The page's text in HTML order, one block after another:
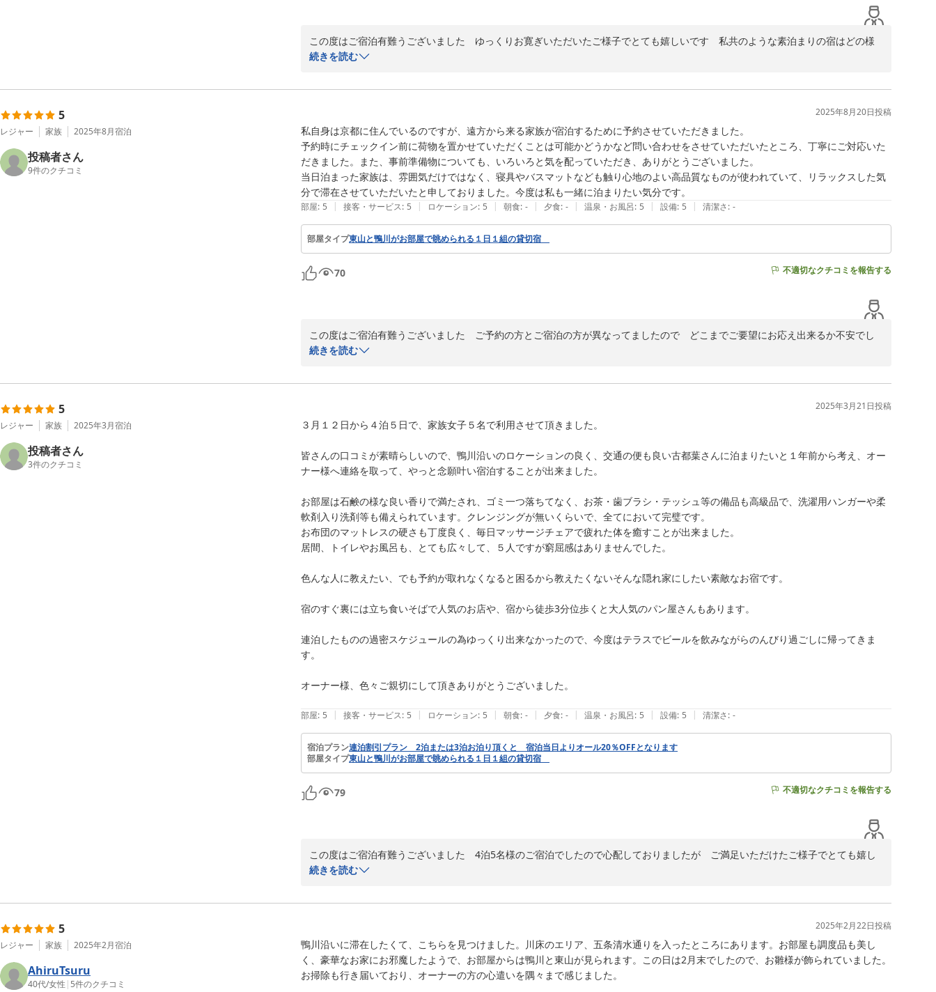
この度はご宿泊有難うございました　ゆっくりお寛ぎいただいたご様子でとても嬉しいです　私共のような素泊まりの宿はどの様
なおもてなしが出来るか？　とても悩みます　笑顔でお帰りになられる皆様をお見送りするのが　私共の励みとなります　有難う
京のやど 古都葉
続きを読む
5
レジャー 家族 2025年8月宿泊
投稿者さん
9件のクチコミ
2025年8月20日投稿
私自身は京都に住んでいるのですが、遠方から来る家族が宿泊するために予約させていただきました。
予約時にチェックイン前に荷物を置かせていただくことは可能かどうかなど問い合わせをさせていただいたところ、丁寧にご対応いた
だきました。また、事前準備物についても、いろいろと気を配っていただき、ありがとうございました。
当日泊まった家族は、雰囲気だけではなく、寝具やバスマットなども触り心地のよい高品質なものが使われていて、リラックスした気
分で滞在させていただいたと申しておりました。今度は私も一緒に泊まりたい気分です。
部屋: 5 | 接客・サービス: 5 | ロケーション: 5 | 朝食: - | 夕食: - | 温泉・お風呂: 5 | 設備: 5 | 清潔さ: -
部屋タイプ東山と鴨川がお部屋で眺められる１日１組の貸切宿
70 不適切なクチコミを報告する
この度はご宿泊有難うございました　ご予約の方とご宿泊の方が異なってましたので　どこまでご要望にお応え出来るか不安でし
たが　翌朝笑顔でお帰りになられましたので　とても嬉しかったです　またのお越しを心よりお待ちしております　有難うござい
2025-08-20
続きを読む
5
レジャー 家族 2025年3月宿泊
投稿者さん
3件のクチコミ
2025年3月21日投稿
３月１２日から４泊５日で、家族女子５名で利用させて頂きました。
皆さんの口コミが素晴らしいので、鴨川沿いのロケーションの良く、交通の便も良い古都葉さんに泊まりたいと１年前から考え、オー
ナー様へ連絡を取って、やっと念願叶い宿泊することが出来ました。
お部屋は石鹸の様な良い香りで満たされ、ゴミ一つ落ちてなく、お茶・歯ブラシ・テッシュ等の備品も高級品で、洗濯用ハンガーや柔
軟剤入り洗剤等も備えられています。クレンジングが無いくらいで、全てにおいて完璧です。
お布団のマットレスの硬さも丁度良く、毎日マッサージチェアで疲れた体を癒すことが出来ました。
居間、トイレやお風呂も、とても広々して、５人ですが窮屈感はありませんでした。
色んな人に教えたい、でも予約が取れなくなると困るから教えたくないそんな隠れ家にしたい素敵なお宿です。
宿のすぐ裏には立ち食いそばで人気のお店や、宿から徒歩3分位歩くと大人気のパン屋さんもあります。
連泊したものの過密スケジュールの為ゆっくり出来なかったので、今度はテラスでビールを飲みながらのんびり過ごしに帰ってきま
す。
オーナー様、色々ご親切にして頂きありがとうございました。
部屋: 5 | 接客・サービス: 5 | ロケーション: 5 | 朝食: - | 夕食: - | 温泉・お風呂: 5 | 設備: 5 | 清潔さ: -
宿泊プラン連泊割引プラン 2泊または3泊お泊り頂くと 宿泊当日よりオール20％OFFとなります
部屋タイプ東山と鴨川がお部屋で眺められる１日１組の貸切宿
79 不適切なクチコミを報告する
この度はご宿泊有難うございました　4泊5名様のご宿泊でしたので心配しておりましたが　ご満足いただけたご様子でとても嬉し
いです　次回は宿にてゆっくりお寛ぎ下さい　お待ちしております
続きを読む
5
レジャー 家族 2025年2月宿泊
AhiruTsuru
40代/女性 | 5件のクチコミ
2025年2月22日投稿
鴨川沿いに滞在したくて、こちらを見つけました。川床のエリア、五条清水通りを入ったところにあります。お部屋も調度品も美し
く、豪華なお家にお邪魔したようで、お部屋からは鴨川と東山が見られます。この日は2月末でしたので、お雛様が飾られていました。
お掃除も行き届いており、オーナーの方の心遣いを隅々まで感じました。